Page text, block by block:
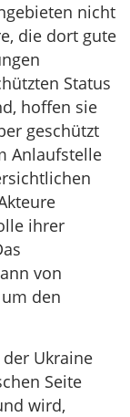
nicht
die dort gute
Status
hoffen sie
geschützt
Anlaufstelle
ihrer
von
den
Ukraine
Seite
wird,